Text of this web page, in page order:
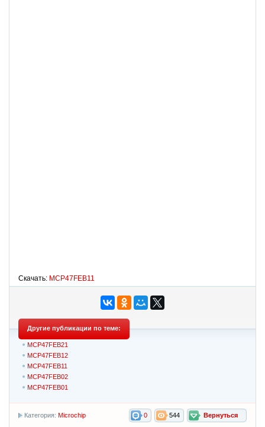
Скачать: MCP47FEB11
Другие публикации по теме:
MCP47FEB21
MCP47FEB12
MCP47FEB11
MCP47FEB02
MCP47FEB01
Вернуться
544
0
Категория: Microchip